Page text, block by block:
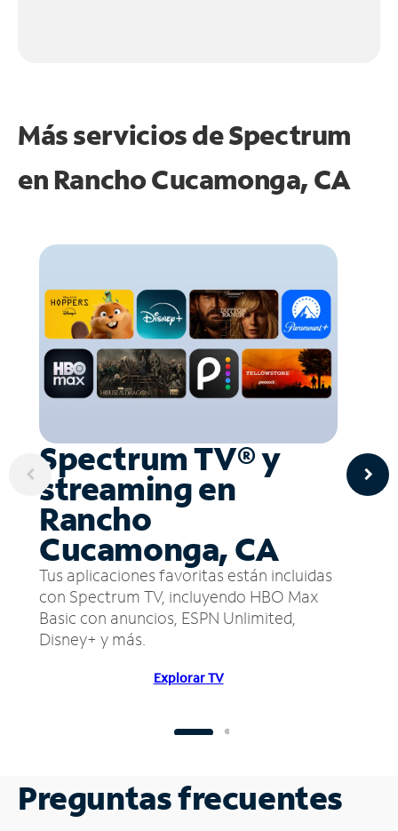
Más servicios de Spectrum
en Rancho Cucamonga, CA
Spectrum TV® y
streaming en
Rancho
Cucamonga, CA
Tus aplicaciones favoritas están incluidas
con Spectrum TV, incluyendo HBO Max
Basic con anuncios, ESPN Unlimited,
Disney+ y más.
Explorar TV
Preguntas frecuentes